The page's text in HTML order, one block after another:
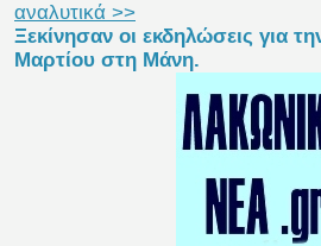
αναλυτικά >>
Ξεκίνησαν οι εκδηλώσεις για
Μαρτίου στη Μάνη.